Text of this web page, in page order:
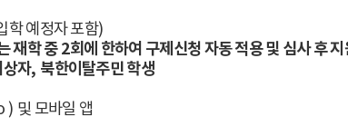
학 예정자 포함)
재학 중2회에 한하여 구제신청 자동 적용 및 심사 후
자, 북한이탈주민 학생
) 및 모바일 앱